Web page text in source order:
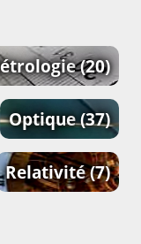
(20)
Optique(37)
Relativité(7)